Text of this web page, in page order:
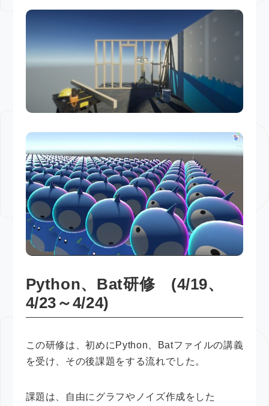
Python、Bat研修 (4/19、
4/23～4/24)
この研修は、初めにPython、Batファイルの講義
を受け、その後課題をする流れでした。
課題は、自由にグラフやノイズ作成をした